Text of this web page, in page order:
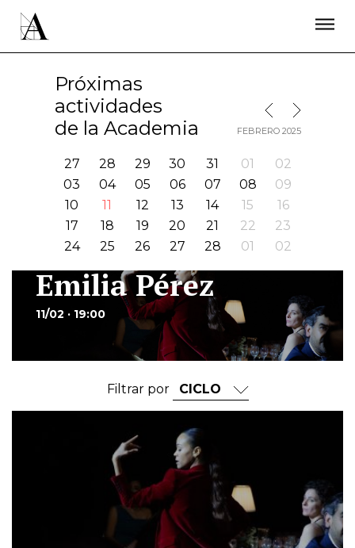
Próximas
actividades
de la Academia
MES ANTERIOR
MES SIGUIENTE
FEBRERO 2025
27 28 29 30 31 01
02
03
04 05 06 07 08
09
10
11 12 13 14 15
16
17
18 19 20 21 22
23
24
25 26 27 28 01 02
Emilia Pérez
11/02 · 19:00
Filtrar por
ÚNETE A LA ACADEMIA DE CINE
PRENSA
NEWSLETTER